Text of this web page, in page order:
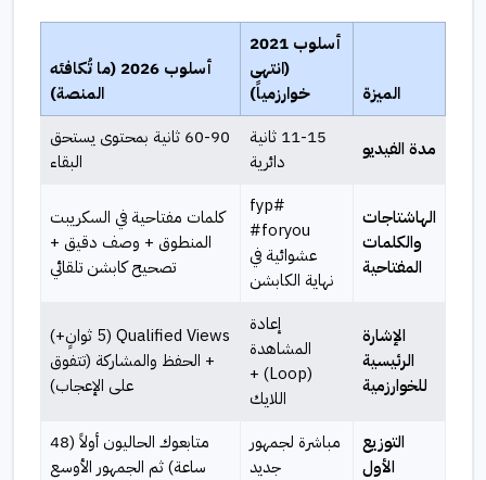
الميزة
أسلوب 2021
(انتهى
خوارزمياً)
أسلوب 2026 (ما تُكافئه
المنصة)
مدة الفيديو
11-15 ثانية
دائرية
60-90 ثانية بمحتوى يستحق
البقاء
الهاشتاجات
والكلمات
المفتاحية
#fyp
#foryou
عشوائية في
نهاية الكابشن
كلمات مفتاحية في السكريبت
المنطوق + وصف دقيق +
تصحيح كابشن تلقائي
الإشارة
الرئيسية
للخوارزمية
إعادة
المشاهدة
(Loop) +
اللايك
Qualified Views (5 ثوانٍ+)
+ الحفظ والمشاركة (تتفوق
على الإعجاب)
التوزيع
الأول
مباشرة لجمهور
جديد
متابعوك الحاليون أولاً (48
ساعة) ثم الجمهور الأوسع